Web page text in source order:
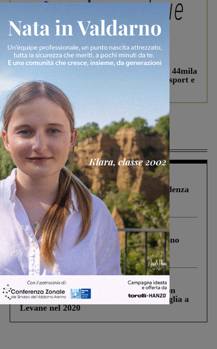
In vetrina 3 Agosto 2026
Estra Notizie agosto: Smart Cities, oltre 44mila
studenti coinvolti, torna il bando per lo sport e
debutta il podcast Estrair
Più lette
Figline Incisa Valdarno 1 Agosto 2026
Piscina di Figline finanziata oltre la scadenza
Pnrr, il gruppo di Fratelli d’Italia: “Un
ringraziamento al Governo”
Cronaca 4 Agosto 2026
Un anno fa la strage in A1 in cui morirono
Gianni, Giulia e Franco. Lo schianto, il
processo, lo stop ai sorpassi fra tir....
Scomparso da una struttura di Castiglion
Fiorentino l’uomo che aveva ucciso la figlia a
Levane nel 2020